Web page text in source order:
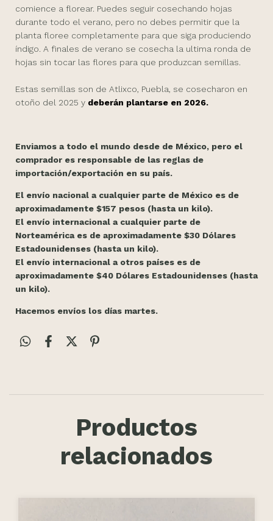
comience a florear. Puedes seguir cosechando hojas
durante todo el verano, pero no debes permitir que la
planta floree completamente para que siga produciendo
índigo. A finales de verano se cosecha la ultima ronda de
hojas sin tocar las flores para que produzcan semillas.
Estas semillas son de Atlixco, Puebla, se cosecharon en
otoño del 2025 y deberán plantarse en 2026.
Enviamos a todo el mundo desde de México, pero el
comprador es responsable de las reglas de
importación/exportación en su país.
El envío nacional a cualquier parte de México es de
aproximadamente $157 pesos (hasta un kilo).
El envío internacional a cualquier parte de
Norteamérica es de aproximadamente $30 Dólares
Estadounidenses (hasta un kilo).
El envío internacional a otros países es de
aproximadamente $40 Dólares Estadounidenses (hasta
un kilo).
Hacemos envíos los días martes.
Productos
relacionados